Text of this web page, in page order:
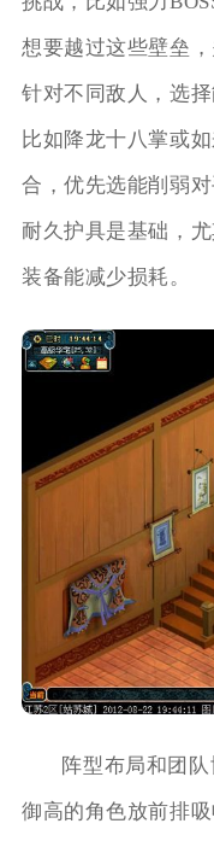
想要越过这些壁垒
针对不同敌人，选
比如降龙十八掌或
合，优先选能削弱
耐久护具是基础，
装备能减少损耗。
阵型布局和团
御高的角色放前排